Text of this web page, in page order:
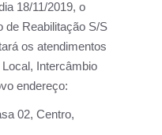
18/11/2019, o
de Reabilitação S/S
os atendimentos
Intercâmbio
endereço:
02, Centro,